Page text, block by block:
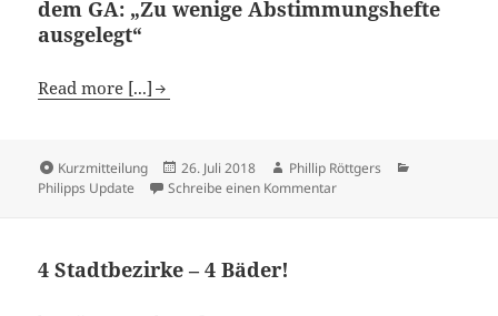
dem GA: „Zu wenige Abstimmungshefte
ausgelegt“
Read more [...]
Kurzmitteilung 26. Juli 2018
Phillip Röttgers
Philipps Update
Schreibe einen Kommentar
4 Stadtbezirke – 4 Bäder!